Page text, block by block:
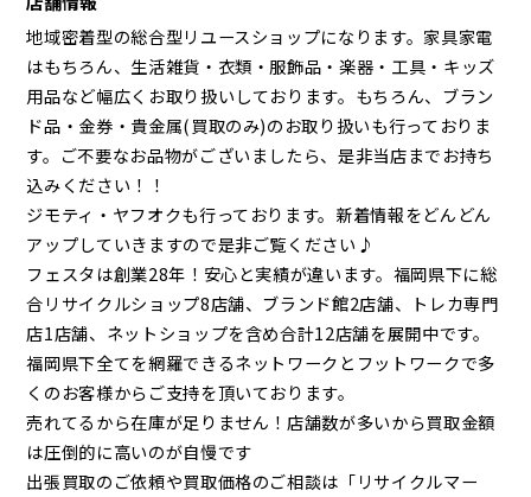
地域密着型の総合型リユースショップになります。家具家電
はもちろん、生活雑貨・衣類・服飾品・楽器・工具・キッズ
用品など幅広くお取り扱いしております。もちろん、ブラン
ド品・金券・貴金属(買取のみ)のお取り扱いも行っておりま
す。ご不要なお品物がございましたら、是非当店までお持ち
込みください！！
ジモティ・ヤフオクも行っております。新着情報をどんどん
アップしていきますので是非ご覧ください♪
フェスタは創業28年！安心と実績が違います。福岡県下に総
合リサイクルショップ8店舗、ブランド館2店舗、トレカ専門
店1店舗、ネットショップを含め合計12店舗を展開中です。
福岡県下全てを網羅できるネットワークとフットワークで多
くのお客様からご支持を頂いております。
売れてるから在庫が足りません！店舗数が多いから買取金額
は圧倒的に高いのが自慢です
出張買取のご依頼や買取価格のご相談は「リサイクルマー